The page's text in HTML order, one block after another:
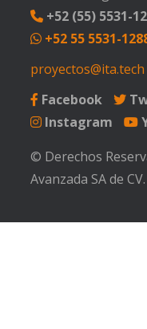
+52 (55) 5531-
+52 55 5531-
proyectos@ita.tech
Facebook
Instagram
© Derechos
Avanzada SA de CV.